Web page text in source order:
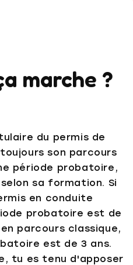
marche ?
du permis de
son parcours
période probatoire,
sa formation. Si
en conduite
probatoire est de
parcours classique,
est de 3 ans.
tu es tenu d'apposer